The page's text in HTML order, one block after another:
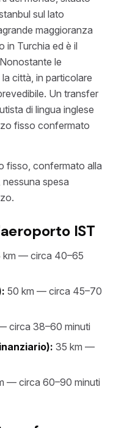
sul lato
maggioranza
in Turchia ed è il
le
città, in particolare
Un transfer
di lingua inglese
fisso confermato
fisso, confermato alla
spesa
IST
km — circa 40–65
50 km — circa 45–70
circa 38–60 minuti
35 km —
— circa 60–90 minuti